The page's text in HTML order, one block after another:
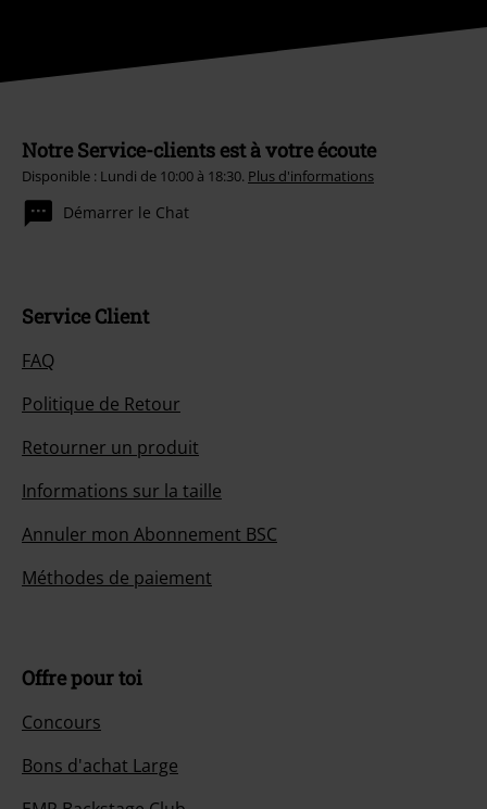
Notre Service-clients est à votre écoute
Disponible : Lundi de 10:00 à 18:30. Plus d'informations
Démarrer le Chat
Service Client
FAQ
Politique de Retour
Retourner un produit
Informations sur la taille
Annuler mon Abonnement BSC
Méthodes de paiement
Offre pour toi
Concours
Bons d'achat Large